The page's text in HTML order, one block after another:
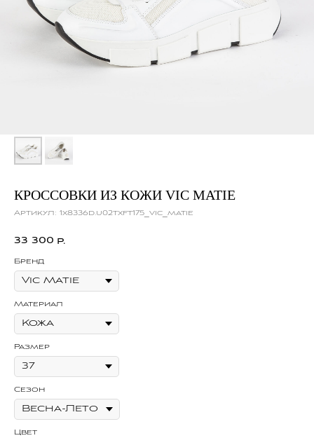
КРОССОВКИ ИЗ КОЖИ VIC MATIE
Артикул: 1x8336d.u02txft175_vic_matie
33 300 р.
Бренд
Материал
Размер
Сезон
Цвет